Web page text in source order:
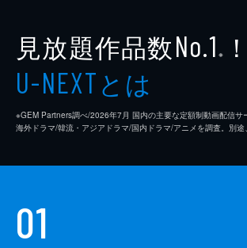
見放題作品数No.1 ※ ！
U-NEXTとは
※GEM Partners調べ/2026年7⽉ 国内の主要な定額制動画配信サ
海外ドラマ/韓流・アジアドラマ/国内ドラマ/アニメを調査。別途
01